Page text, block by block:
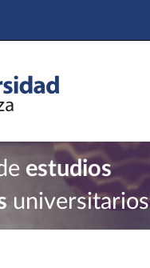
estudios
universitarios